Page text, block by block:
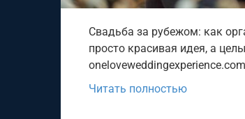
Свадьба за рубежом: как
просто красивая идея, а
Читать полностью